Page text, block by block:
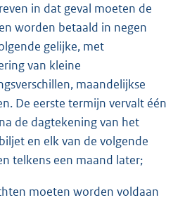
in dat geval moeten de
worden betaald in negen
gelijke, met
van kleine
maandelijkse
De eerste termijn vervalt één
de dagtekening van het
en elk van de volgende
telkens een maand later;
moeten worden voldaan